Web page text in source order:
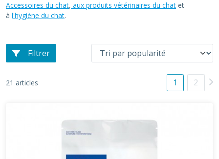
Accessoires du chat, aux produits vétérinaires du chat et
à l'hygiène du chat.
Filtrer
21 articles 1 2